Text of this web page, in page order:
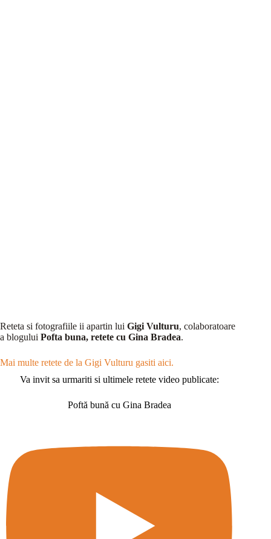
Reteta si fotografiile ii apartin lui Gigi Vulturu, colaboratoare
a blogului Pofta buna, retete cu Gina Bradea.
Mai multe retete de la Gigi Vulturu gasiti aici.
Va invit sa urmariti si ultimele retete video publicate:
Poftă bună cu Gina Bradea